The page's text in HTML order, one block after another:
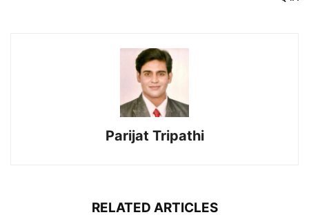
Parijat Tripathi
RELATED ARTICLES